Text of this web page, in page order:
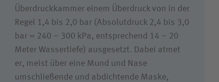
Karriere
Wie können wir Ihnen helfen?
Überdruckkammer einem Überdruck von in der
Regel 1,4 bis 2,0 bar (Absolutdruck 2,4 bis 3,0
bar = 240 – 300 kPa, entsprechend 14 – 20
Meter Wassertiefe) ausgesetzt. Dabei atmet
er, meist über eine Mund und Nase
umschließende und abdichtende Maske,